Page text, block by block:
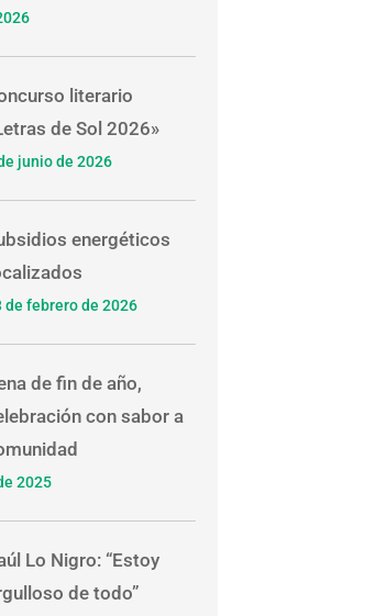
literario
de Sol 2026»
junio de 2026
energéticos
de febrero de 2026
de fin de año,
con sabor a
2025
Lo Nigro: “Estoy
de todo”